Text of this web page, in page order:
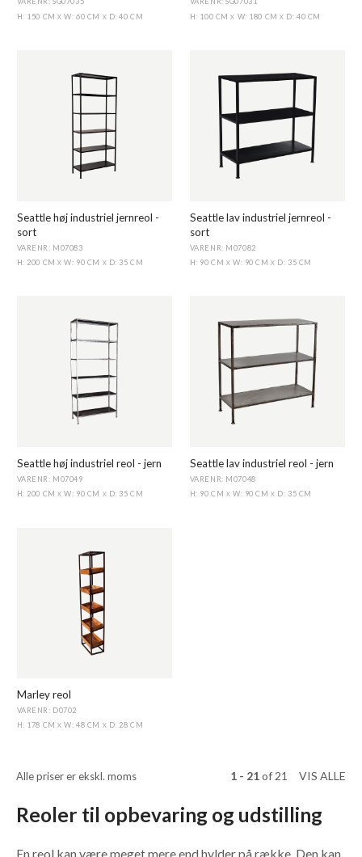
H: 150 CMX W: 60 CM X D: 40 CM
H: 100 CMX W: 180 CMX D: 40 CM
Seattle høj industriel jernreol -
sort
VARENR: M07083
H: 200 CMX W: 90 CM X D: 35 CM
Seattle lav industriel jernreol -
sort
VARENR: M07082
H: 90 CM X W: 90 CMX D: 35 CM
Seattle høj industriel reol - jern
VARENR: M07049
H: 200 CMX W: 90 CM X D: 35 CM
Seattle lav industriel reol - jern
VARENR: M07048
H: 90 CM X W: 90 CMX D: 35 CM
Marley reol
VARENR: D0702
H: 178 CMX W: 48 CM X D: 28 CM
Alle priser er ekskl. moms 1 - 21of 21 VIS ALLE
Reoler til opbevaring og udstilling
En reol kan være meget mere end hylder på række. Den kan